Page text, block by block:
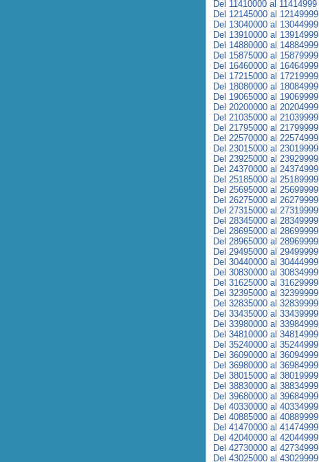
Del 11410000 al 11414999
Del 12145000 al 12149999
Del 13040000 al 13044999
Del 13910000 al 13914999
Del 14880000 al 14884999
Del 15875000 al 15879999
Del 16460000 al 16464999
Del 17215000 al 17219999
Del 18080000 al 18084999
Del 19065000 al 19069999
Del 20200000 al 20204999
Del 21035000 al 21039999
Del 21795000 al 21799999
Del 22570000 al 22574999
Del 23015000 al 23019999
Del 23925000 al 23929999
Del 24370000 al 24374999
Del 25185000 al 25189999
Del 25695000 al 25699999
Del 26275000 al 26279999
Del 27315000 al 27319999
Del 28345000 al 28349999
Del 28695000 al 28699999
Del 28965000 al 28969999
Del 29495000 al 29499999
Del 30440000 al 30444999
Del 30830000 al 30834999
Del 31625000 al 31629999
Del 32395000 al 32399999
Del 32835000 al 32839999
Del 33435000 al 33439999
Del 33980000 al 33984999
Del 34810000 al 34814999
Del 35240000 al 35244999
Del 36090000 al 36094999
Del 36980000 al 36984999
Del 38015000 al 38019999
Del 38830000 al 38834999
Del 39680000 al 39684999
Del 40330000 al 40334999
Del 40885000 al 40889999
Del 41470000 al 41474999
Del 42040000 al 42044999
Del 42730000 al 42734999
Del 43025000 al 43029999